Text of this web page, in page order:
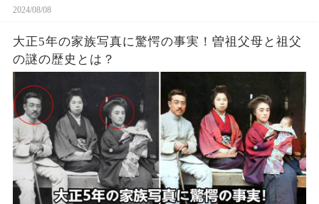
2024/08/08
大正5年の家族写真に驚愕の事実！曽祖父母と祖父
の謎の歴史とは？